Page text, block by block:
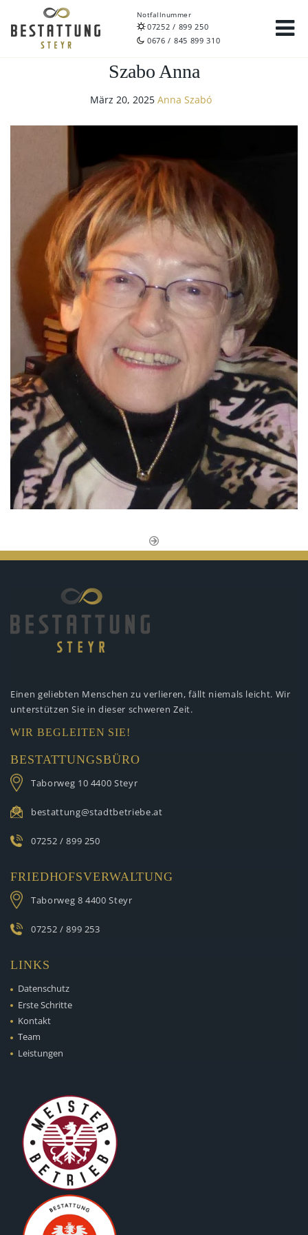
Notfallnummer
07252 / 899 250
0676 / 845 899 310
Szabo Anna
März 20, 2025 Anna Szabó
Einen geliebten Menschen zu verlieren, fällt niemals leicht. Wir
unterstützen Sie in dieser schweren Zeit.
WIR BEGLEITEN SIE!
BESTATTUNGSBÜRO
Taborweg 10 4400 Steyr
bestattung@stadtbetriebe.at
07252 / 899 250
FRIEDHOFSVERWALTUNG
Taborweg 8 4400 Steyr
07252 / 899 253
LINKS
Datenschutz
Erste Schritte
Kontakt
Team
Leistungen